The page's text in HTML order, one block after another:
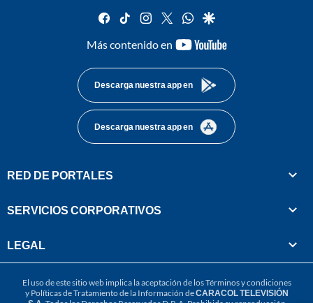
facebook
tiktok instagram
twitterwhatsapp
google
Más contenido en
youtube-
Descarga nuestra app en
Descarga nuestra app en
RED DE PORTALES
SERVICIOS CORPORATIVOS
LEGAL
El uso de este sitio web implica la aceptación de losTérminos y condiciones
y Políticas de Tratamiento de la Información deCARACOL TELEVISIÓN